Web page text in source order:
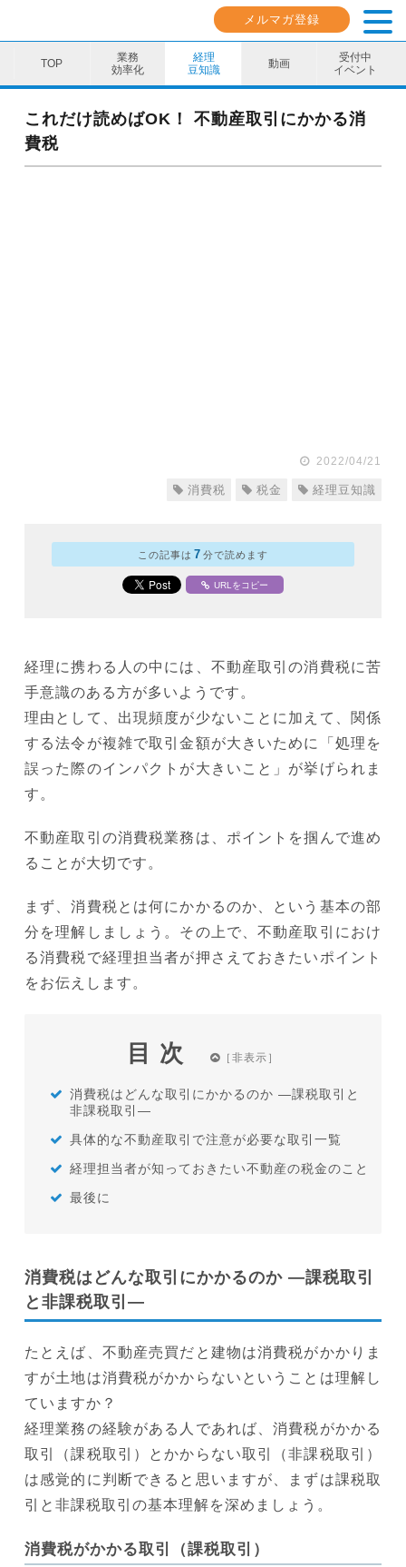
メルマガ登録
業務
効率化
経理
豆知識
動画
受付中
イベント
業務効率化
経理豆知識
これだけ読めばOK！ 不動産取引にかかる消
費税
2022/04/21
消費税 税金 経理豆知識
この記事は 7 分で読めます
URLをコピー
経理に携わる人の中には、不動産取引の消費税に苦
手意識のある方が多いようです。
理由として、出現頻度が少ないことに加えて、関係
する法令が複雑で取引金額が大きいために「処理を
誤った際のインパクトが大きいこと」が挙げられま
す。
不動産取引の消費税業務は、ポイントを掴んで進め
ることが大切です。
まず、消費税とは何にかかるのか、という基本の部
分を理解しましょう。その上で、不動産取引におけ
る消費税で経理担当者が押さえておきたいポイント
をお伝えします。
目次
消費税はどんな取引にかかるのか ―課税取引と
非課税取引―
具体的な不動産取引で注意が必要な取引一覧
経理担当者が知っておきたい不動産の税金のこと
最後に
消費税はどんな取引にかかるのか ―課税取引
と非課税取引―
たとえば、不動産売買だと建物は消費税がかかりま
すが土地は消費税がかからないということは理解し
ていますか？
経理業務の経験がある人であれば、消費税がかかる
取引（課税取引）とかからない取引（非課税取引）
は感覚的に判断できると思いますが、まずは課税取
引と非課税取引の基本理解を深めましょう。
消費税がかかる取引（課税取引）